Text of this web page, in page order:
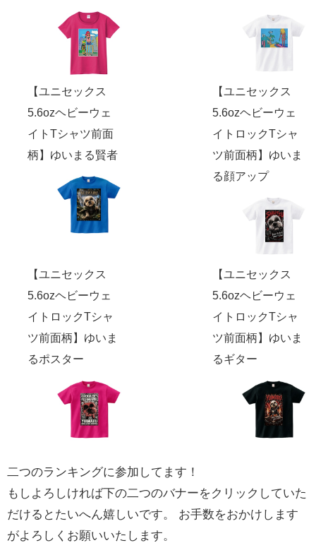
【ユニセックス
5.6ozヘビーウェ
イトTシャツ前面
柄】ゆいまる賢者
【ユニセックス
5.6ozヘビーウェ
イトロックTシャ
ツ前面柄】ゆいま
る顔アップ
【ユニセックス
5.6ozヘビーウェ
イトロックTシャ
ツ前面柄】ゆいま
るポスター
【ユニセックス
5.6ozヘビーウェ
イトロックTシャ
ツ前面柄】ゆいま
るギター
二つのランキングに参加してます！
もしよろしければ下の二つのバナーをクリックしていた
だけるとたいへん嬉しいです。 お手数をおかけします
がよろしくお願いいたします。